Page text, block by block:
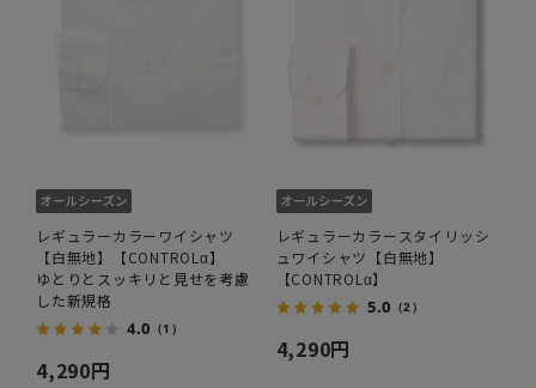
レギュラーカラーワイシャツ
【白無地】【CONTROLα】
ゆとりとスッキリと見せを考慮
した新規格
4.0 （1）
4,290円
レギュラーカラースタイリッシ
ュワイシャツ【白無地】
【CONTROLα】
5.0 （2）
4,290円